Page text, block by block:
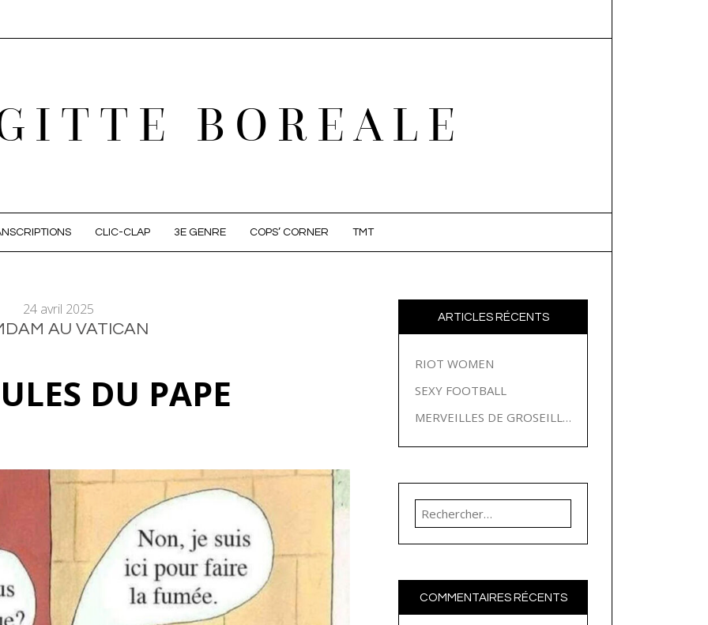
BOREALE
CLIC-CLAP 3E GENRE COPS’ CORNER TMT
24 avril 2025
AU VATICAN
DU PAPE
ARTICLES RÉCENTS
RIOT WOMEN
SEXY FOOTBALL
MERVEILLES DE GROSEILLES
Rechercher :
COMMENTAIRES RÉCENTS